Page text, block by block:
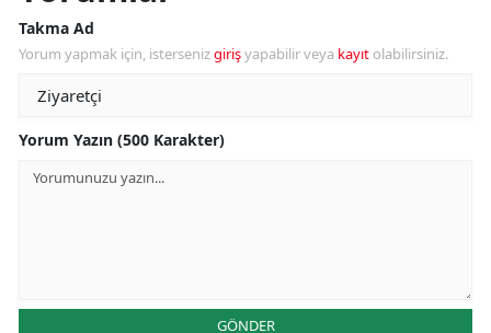
Takma Ad
Yorum yapmak için, istersenizgirişyapabilir veya kayıt olabilirsiniz.
Yorum Yazın (500 Karakter)
GÖNDER